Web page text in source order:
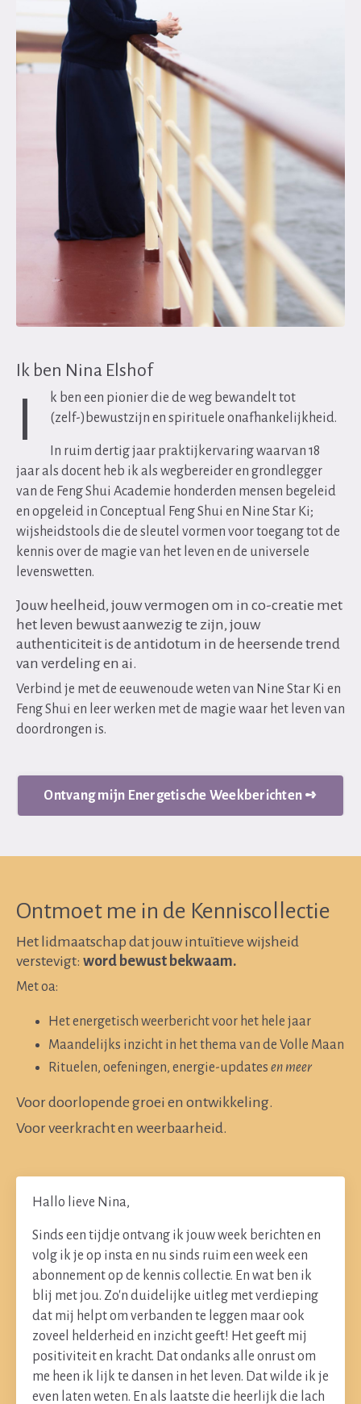
Ik ben Nina Elshof
I
k ben een pionier die de weg bewandelt tot
(zelf-)bewustzijn en spirituele onafhankelijkheid.
In ruim dertig jaar praktijkervaring waarvan 18
jaar als docent heb ik als wegbereider en grondlegger
van de Feng Shui Academie honderden mensen begeleid
en opgeleid in Conceptual Feng Shui en Nine Star Ki;
wijsheidstools die de sleutel vormen voor toegang tot de
kennis over de magie van het leven en de universele
levenswetten.
Jouw heelheid, jouw vermogen om in co-creatie met
het leven bewust aanwezig te zijn, jouw
authenticiteit is de antidotum in de heersende trend
van verdeling en ai.
Verbind je met de eeuwenoude weten van Nine Star Ki en
Feng Shui en leer werken met de magie waar het leven van
doordrongen is.
Ontvang mijn Energetische Weekberichten ➺
Ontmoet me in de Kenniscollectie
Het lidmaatschap dat jouw intuïtieve wijsheid
verstevigt: word bewust bekwaam.
Met oa:
Het energetisch weerbericht voor het hele jaar
Maandelijks inzicht in het thema van de Volle Maan
Rituelen, oefeningen, energie-updates en meer
Voor doorlopende groei en ontwikkeling.
Voor veerkracht en weerbaarheid.
Hallo lieve Nina,
Sinds een tijdje ontvang ik jouw week berichten en
volg ik je op insta en nu sinds ruim een week een
abonnement op de kennis collectie. En wat ben ik
blij met jou. Zo'n duidelijke uitleg met verdieping
dat mij helpt om verbanden te leggen maar ook
zoveel helderheid en inzicht geeft! Het geeft mij
positiviteit en kracht. Dat ondanks alle onrust om
me heen ik lijk te dansen in het leven. Dat wilde ik je
even laten weten. En als laatste die heerlijk die lach